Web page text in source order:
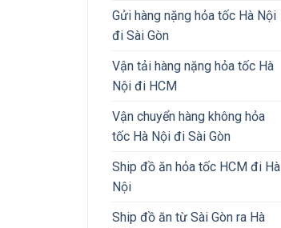
Gửi hàng nặng hỏa tốc Hà Nội
đi Sài Gòn
Vận tải hàng nặng hỏa tốc Hà
Nội đi HCM
Vận chuyển hàng không hỏa
tốc Hà Nội đi Sài Gòn
Ship đồ ăn hỏa tốc HCM đi Hà
Nội
Ship đồ ăn từ Sài Gòn ra Hà